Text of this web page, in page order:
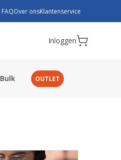
FAQOver onsKlantenservice
Inloggen
Bulk OUTLET